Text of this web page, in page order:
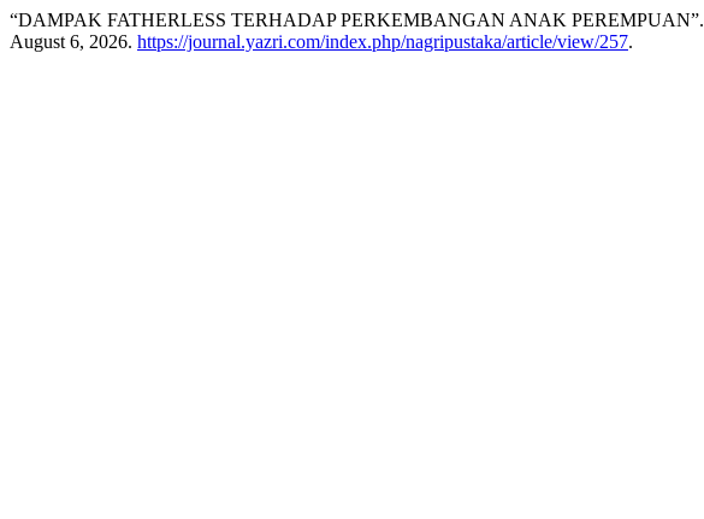
“DAMPAK FATHERLESS TERHADAP PERKEMBANGAN ANAK PEREMPUAN”.
August 6, 2026. https://journal.yazri.com/index.php/nagripustaka/article/view/257.